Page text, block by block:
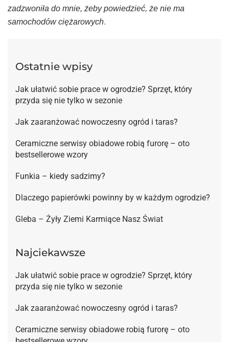
zadzwoniła do mnie, żeby powiedzieć, że nie ma
samochodów ciężarowych.
Ostatnie wpisy
Jak ułatwić sobie prace w ogrodzie? Sprzęt, który
przyda się nie tylko w sezonie
Jak zaaranżować nowoczesny ogród i taras?
Ceramiczne serwisy obiadowe robią furorę – oto
bestsellerowe wzory
Funkia – kiedy sadzimy?
Dlaczego papierówki powinny by w każdym ogrodzie?
Gleba – Żyły Ziemi Karmiące Nasz Świat
Najciekawsze
Jak ułatwić sobie prace w ogrodzie? Sprzęt, który
przyda się nie tylko w sezonie
Jak zaaranżować nowoczesny ogród i taras?
Ceramiczne serwisy obiadowe robią furorę – oto